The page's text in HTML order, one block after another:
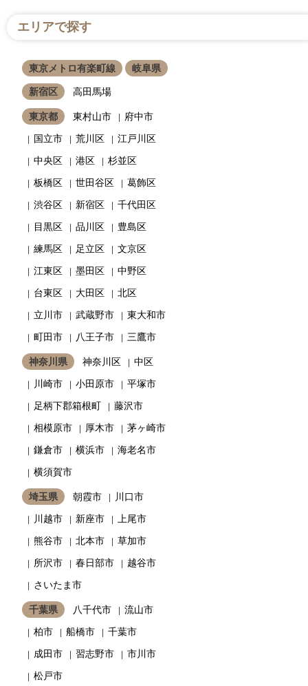
エリアで探す
東京メトロ有楽町線 岐阜県
新宿区 高田馬場
東京都 東村山市
府中市
国立市
荒川区
江戸川区
中央区
港区
杉並区
板橋区
世田谷区
葛飾区
渋谷区
新宿区
千代田区
目黒区
品川区
豊島区
練馬区
足立区
文京区
江東区
墨田区
中野区
台東区
大田区
北区
立川市
武蔵野市
東大和市
町田市
八王子市 三鷹市
神奈川県 神奈川区
中区
川崎市
小田原市
平塚市
足柄下郡箱根町
藤沢市
相模原市
厚木市
茅ヶ崎市
鎌倉市
横浜市
海老名市
横須賀市
埼玉県 朝霞市
川口市
川越市
新座市
上尾市
熊谷市
北本市
草加市
所沢市
春日部市
越谷市
さいたま市
千葉県 八千代市
流山市
柏市
船橋市
千葉市
成田市
習志野市
市川市
松戸市